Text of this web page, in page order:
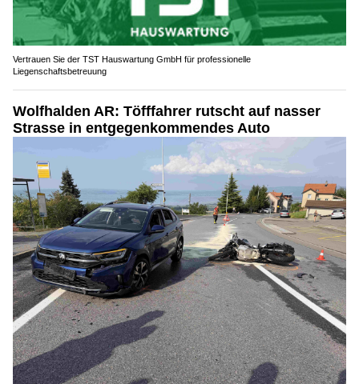
Vertrauen Sie der TST Hauswartung GmbH für professionelle
Liegenschaftsbetreuung
Wolfhalden AR: Töfffahrer rutscht auf nasser
Strasse in entgegenkommendes Auto